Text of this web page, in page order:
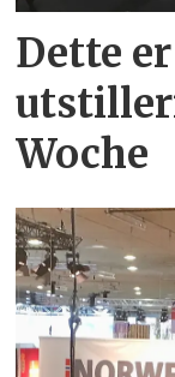
Dette
Woche